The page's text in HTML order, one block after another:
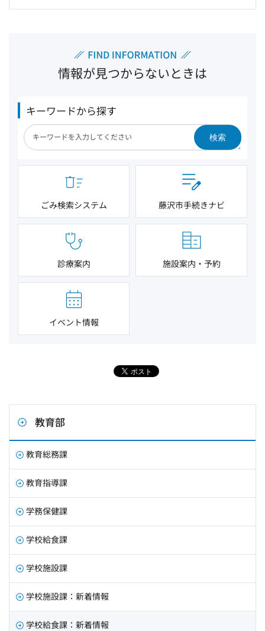
情報が見つからないときは
キーワードから探す
検索
ごみ検索システム 藤沢市手続きナビ
診療案内 施設案内・予約
イベント情報
教育部
教育総務課
教育指導課
学務保健課
学校給食課
学校施設課
学校施設課：新着情報
学校給食課：新着情報